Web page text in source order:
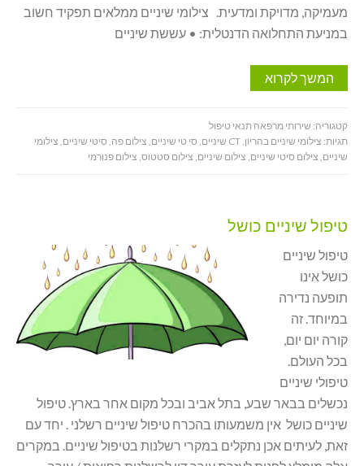
מעמיקה, מדויקת ומדעית. צילומי שיניים ממלאים תפקיד חשוב
במניעת התחלואה הדנטלית: • עששת שיניים
המשך לקרוא
קטגוריה: שירותי מרפאה תנאי טיפול
תגיות: צילומי שיניים בהריון,CT שיניים , סי טי שיניים, צילום פה, סיטי שיניים, צילומי
שיניים, צילום סיטי שיניים, צילום שיניים, צילום סטטוס, צילום פנורמי
טיפול שיניים כושל
טיפול שיניים
כושל אינו
תופעה נדירה
במיוחד. זה
קורה יום יום,
בכל העולם.
טיפולי שיניים
נכשלים בבאר שבע, בתל אביב ובכל מקום אחר בארץ. טיפול
שיניים כושל אין משמעותו בהכרח טיפול שיניים רשלני . יחד עם
זאת, לעיתים אכן נתקלים במקרי רשלנות בטיפול שיניים. במקרים